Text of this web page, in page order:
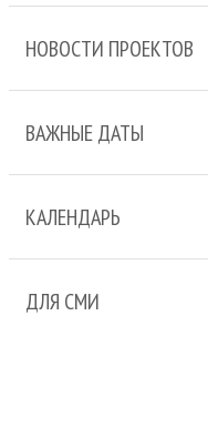
НОВОСТИ ПРОЕКТОВ
ВАЖНЫЕ ДАТЫ
КАЛЕНДАРЬ
ДЛЯ СМИ